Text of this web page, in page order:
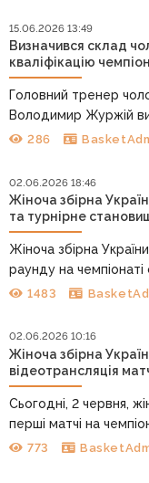
15.06.2026 13:49
Визначився склад
кваліфікацію
Головний тренер
Володимир Журжій
286
02.06.2026 18:46
Жіноча збірна
та турнірне
Жіноча збірна
раунду на чемпіонаті
1483
02.06.2026 10:16
Жіноча збірна
відеотрансляція
Сьогодні, 2 червня,
перші матчі на
773